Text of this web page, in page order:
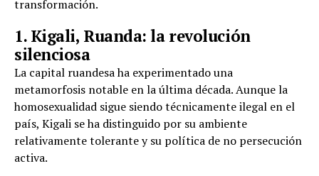
transformación.
1. Kigali, Ruanda: la revolución
silenciosa
La capital ruandesa ha experimentado una
metamorfosis notable en la última década. Aunque la
homosexualidad sigue siendo técnicamente ilegal en el
país, Kigali se ha distinguido por su ambiente
relativamente tolerante y su política de no persecución
activa.